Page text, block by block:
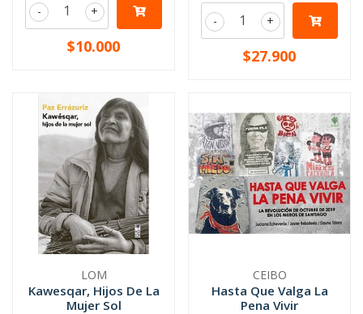
+
-
$10.000
+
-
$27.900
LOM
Kawesqar, Hijos De La
Mujer Sol
CEIBO
Hasta Que Valga La
Pena Vivir